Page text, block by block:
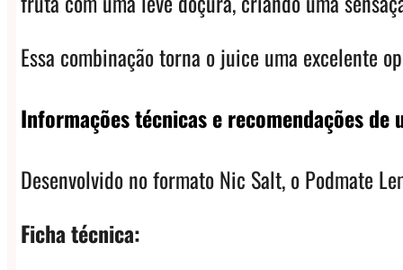
Essa combinação torna o juice uma excelente
Informações técnicas e recomendações de
Desenvolvido no formato Nic Salt, o Podmate
Ficha técnica: